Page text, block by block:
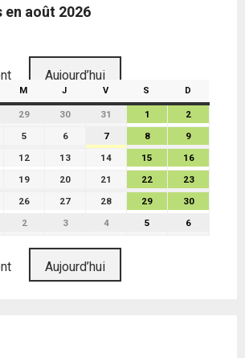
en août 2026
Aujourd’hui
M J V S D
29 30 31 1
2
5 6 7 8
9
12 13 14 15
16
19 20 21 22
23
26 27 28 29
30
2 3 4 5 6
Aujourd’hui